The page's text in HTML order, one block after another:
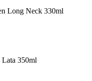
Long Neck 330ml
Lata 350ml